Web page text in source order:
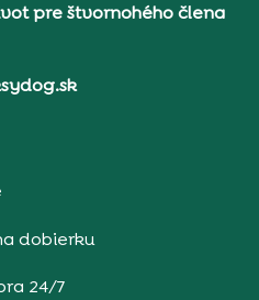
pre štvornohého člena
dobierku
24/7